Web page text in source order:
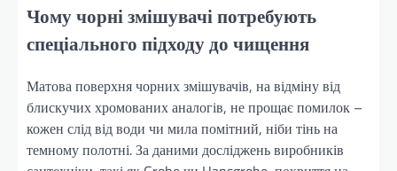
Чому чорні змішувачі потребують
спеціального підходу до чищення
Матова поверхня чорних змішувачів, на відміну від
блискучих хромованих аналогів, не прощає помилок –
кожен слід від води чи мила помітний, ніби тінь на
темному полотні. За даними досліджень виробників